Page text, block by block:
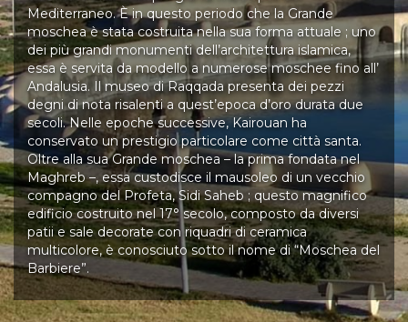
Mediterraneo. È in questo periodo che la Grande
moschea è stata costruita nella sua forma attuale ; uno
dei più grandi monumenti dell’architettura islamica,
essa è servita da modello a numerose moschee fino all’
Andalusia. Il museo di Raqqada presenta dei pezzi
degni di nota risalenti a quest’epoca d’oro durata due
secoli. Nelle epoche successive, Kairouan ha
conservato un prestigio particolare come città santa.
Oltre alla sua Grande moschea – la prima fondata nel
Maghreb –, essa custodisce il mausoleo di un vecchio
compagno del Profeta, Sidi Saheb ; questo magnifico
edificio costruito nel 17° secolo, composto da diversi
patii e sale decorate con riquadri di ceramica
multicolore, è conosciuto sotto il nome di “Moschea del
Barbiere”.